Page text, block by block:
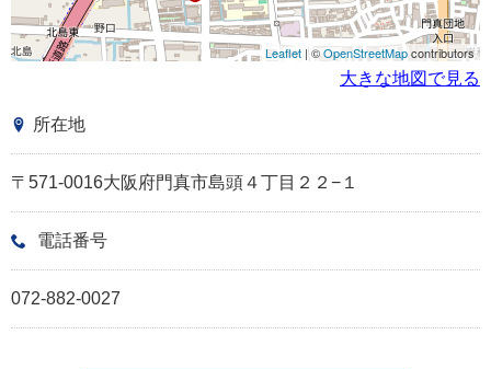
Leaflet | ©OpenStreetMapcontributors
大きな地図で見る
所在地
〒571-0016大阪府門真市島頭４丁目２２−１
電話番号
072-882-0027